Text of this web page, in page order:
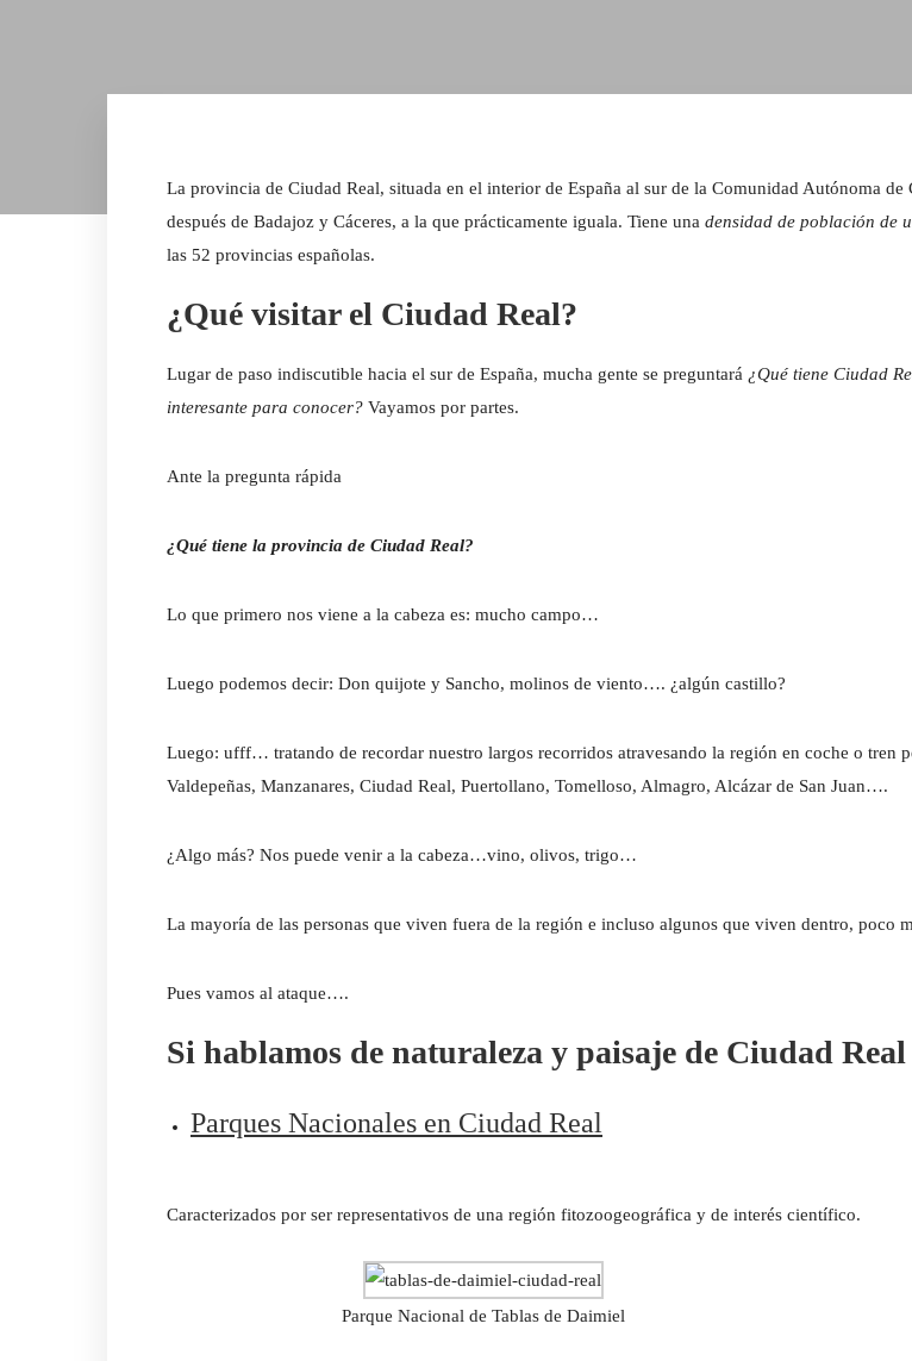
La provincia de Ciudad Real, situada en el interior de España al sur de la Comunidad Autónoma de
después de Badajoz y Cáceres, a la que prácticamente iguala. Tiene una densidad de población de
las 52 provincias españolas.
¿Qué visitar el Ciudad Real?
Lugar de paso indiscutible hacia el sur de España, mucha gente se preguntará ¿Qué tiene Ciudad
interesante para conocer? Vayamos por partes.
Ante la pregunta rápida
¿Qué tiene la provincia de Ciudad Real?
Lo que primero nos viene a la cabeza es: mucho campo…
Luego podemos decir: Don quijote y Sancho, molinos de viento…. ¿algún castillo?
Luego: ufff… tratando de recordar nuestro largos recorridos atravesando la región en coche o tren
Valdepeñas, Manzanares, Ciudad Real, Puertollano, Tomelloso, Almagro, Alcázar de San Juan….
¿Algo más? Nos puede venir a la cabeza…vino, olivos, trigo…
La mayoría de las personas que viven fuera de la región e incluso algunos que viven dentro, poco
Pues vamos al ataque….
Si hablamos de naturaleza y paisaje de Ciudad Real
Parques Nacionales en Ciudad Real
Caracterizados por ser representativos de una región fitozoogeográfica y de interés científico.
Parque Nacional de Tablas de Daimiel